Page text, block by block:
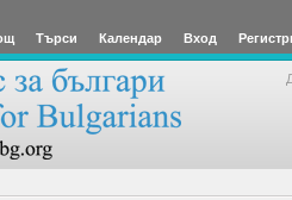
Търси Календар Вход